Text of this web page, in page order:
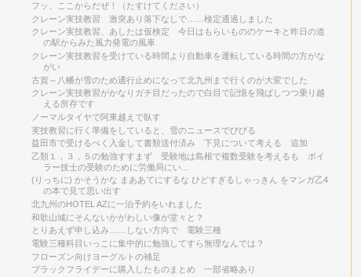
フッ、ここからだぜ！（たすけてください）
クレーン実技教習 激突あり落下なしで……検定通過しました
クレーン実技教習、あしたは仮検定 今日はもらいもののケーキと昨日の道
の駅からみた風力発電の風車
クレーン実技教習を受けている時間より自動車を運転している時間の方がな
がい
古賀～八幡が雪のため通行止めになって北九州まで行くのが大変でした
クレーン実技教習がかなりガチ目だったので白目で記憶を飛ばしつつ乗り越
える所存です
ノーマルタイヤで阿東越えで臥す
実技教習に行く準備をしていると、雪のニュースでびびる
益田市で受けるべく入金して書類送付済み 下見について考える 追加
乙類１，３，５の勉強すすまず 受験地は島根で複数受験を考えるも ボイ
ラー技士の受験のために労働局にい...
(りっちに) かそうかな まああてにするな ひどすぎるしゃっきん をマンガ乙4
の本で見て思い出す
北九州のHOTEL AZに一泊予約をいれました
和歌山城にそんないかがわしい像が堂々と？
とりあえず申し込み……しない方向で 電験三種
電験三種科目いっこに集中的に勉強してすら無理なんでは？
フローズン向けヨーグルトの補足
ブラックフライデーに購入したものまとめ 一部省略あり